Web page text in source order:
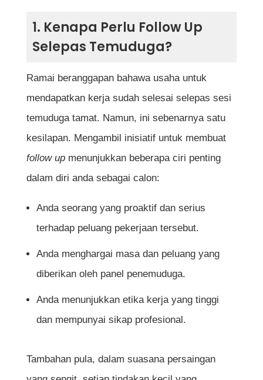
4. Apa Yang Patut Ditulis dalam Follow
Up?
5. Elakkan Kesilapan Ini Semasa Follow
Up
7. Kesan Positif Follow Up yang Efektif
panel temuduga tidak menyatakan apa-
apa mengenai susulan?
1. Kenapa Perlu Follow Up
Selepas Temuduga?
Ramai beranggapan bahawa usaha untuk
mendapatkan kerja sudah selesai selepas sesi
temuduga tamat. Namun, ini sebenarnya satu
kesilapan. Mengambil inisiatif untuk membuat
follow upmenunjukkan beberapa ciri penting
dalam diri anda sebagai calon:
Anda seorang yang proaktif dan serius
terhadap peluang pekerjaan tersebut.
Anda menghargai masa dan peluang yang
diberikan oleh panel penemuduga.
Anda menunjukkan etika kerja yang tinggi
dan mempunyai sikap profesional.
Tambahan pula, dalam suasana persaingan